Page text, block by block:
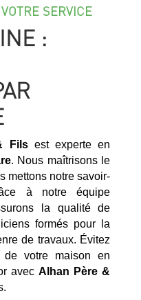
SERVICE
:
Filsest experte en
. Nous maîtrisons le
mettons notre savoir-
à notre équipe
la qualité de
formés pour la
de travaux. Évitez
de votre maison en
avecAlhan Père &